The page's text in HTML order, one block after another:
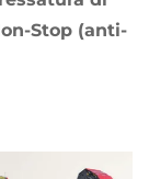
Stop (anti-